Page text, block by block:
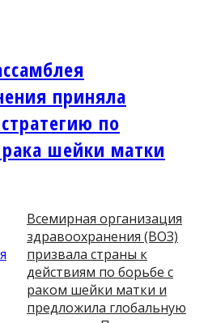
приняла
по
шейки матки
Всемирная организация
здравоохранения (ВОЗ)
призвала страны к
действиям по борьбе с
раком шейки матки и
предложила глобальную